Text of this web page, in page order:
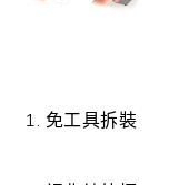
1. 免工具拆裝